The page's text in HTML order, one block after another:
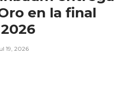
en la final
19, 2026